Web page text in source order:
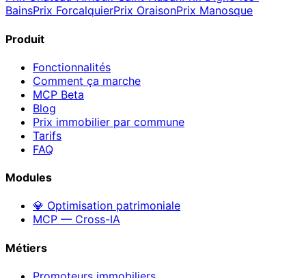
BainsPrix ForcalquierPrix OraisonPrix Manosque
Produit
Fonctionnalités
Comment ça marche
MCP Beta
Blog
Prix immobilier par commune
Tarifs
FAQ
Modules
💎 Optimisation patrimoniale
MCP — Cross-IA
Métiers